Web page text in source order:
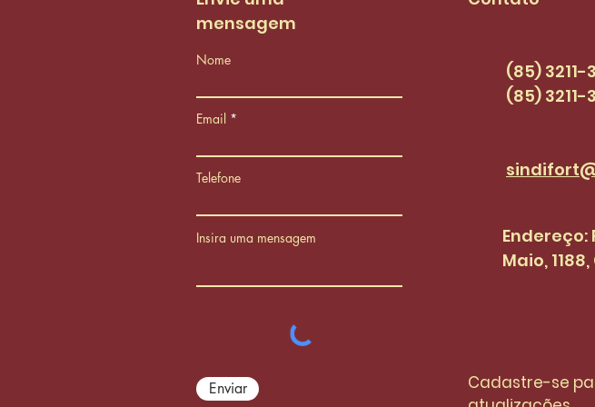
mensagem
Nome
Email
Telefone
Insira uma mensagem
Enviar
(85) 3211-
(85) 3211-
Endereço:
Maio,
Cadastre-se